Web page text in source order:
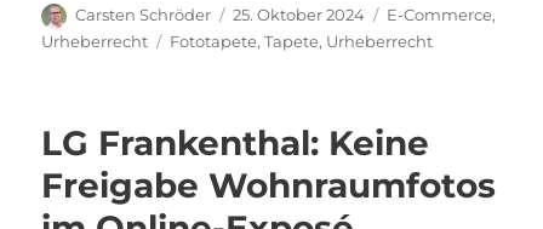
Autor
Carsten Schröder
Veröffentlicht
am
25. Oktober 2024 Kategorien
E-Commerce,
Urheberrecht
Schlagwörter
Fototapete,Tapete, Urheberrecht
LG Frankenthal: Keine
Freigabe Wohnraumfotos